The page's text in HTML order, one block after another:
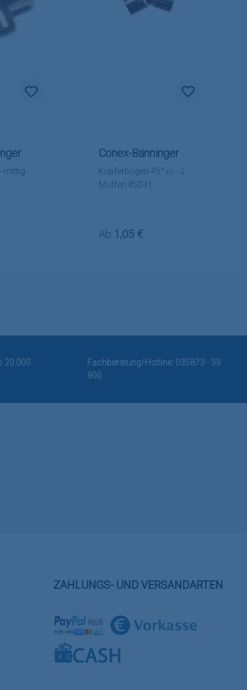
mittig
Kupferbogen 45° i/i - 2
Muffen #5041
Conex-Bänninger
Regulärer Preis:
Ab 1,05 €
20.000
Fachberatung/Hotline: 035873 - 33
900
ZAHLUNGS- UND VERSANDARTEN
Benutzerdefiniertes Bild 1